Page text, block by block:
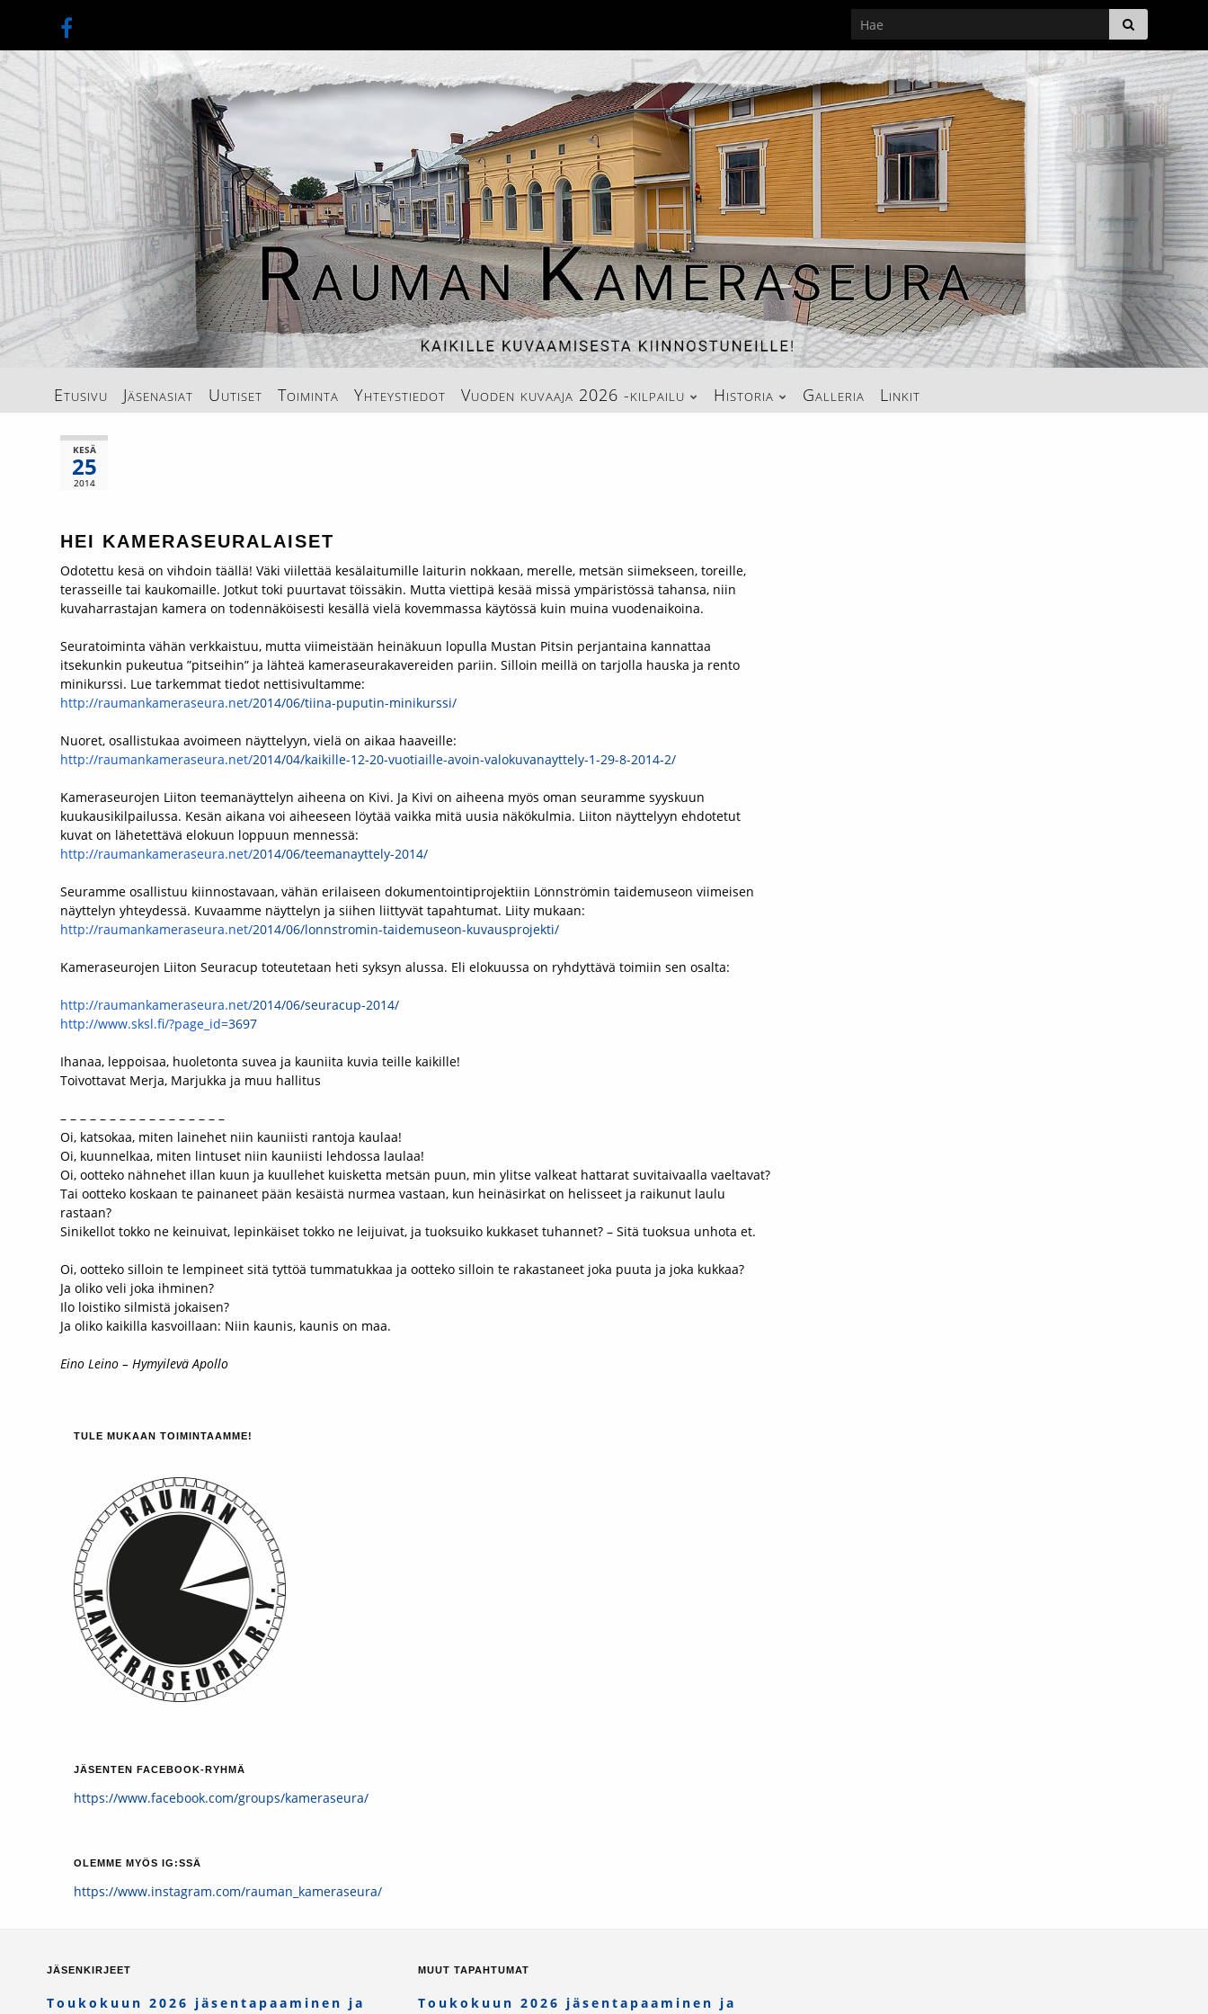
Etusivu Jäsenasiat Uutiset Toiminta Yhteystiedot Vuoden kuvaaja 2026 -kilpailu Historia Galleria Linkit
KESÄ
25
2014
HEI KAMERASEURALAISET
Odotettu kesä on vihdoin täällä! Väki viilettää kesälaitumille laiturin nokkaan, merelle, metsän siimekseen, toreille,
terasseille tai kaukomaille. Jotkut toki puurtavat töissäkin. Mutta viettipä kesää missä ympäristössä tahansa, niin
kuvaharrastajan kamera on todennäköisesti kesällä vielä kovemmassa käytössä kuin muina vuodenaikoina.
Seuratoiminta vähän verkkaistuu, mutta viimeistään heinäkuun lopulla Mustan Pitsin perjantaina kannattaa
itsekunkin pukeutua ”pitseihin” ja lähteä kameraseurakavereiden pariin. Silloin meillä on tarjolla hauska ja rento
minikurssi. Lue tarkemmat tiedot nettisivultamme:
http://raumankameraseura.net/2014/06/tiina-puputin-minikurssi/
Nuoret, osallistukaa avoimeen näyttelyyn, vielä on aikaa haaveille:
http://raumankameraseura.net/2014/04/kaikille-12-20-vuotiaille-avoin-valokuvanayttely-1-29-8-2014-2/
Kameraseurojen Liiton teemanäyttelyn aiheena on Kivi. Ja Kivi on aiheena myös oman seuramme syyskuun
kuukausikilpailussa. Kesän aikana voi aiheeseen löytää vaikka mitä uusia näkökulmia. Liiton näyttelyyn ehdotetut
kuvat on lähetettävä elokuun loppuun mennessä:
http://raumankameraseura.net/2014/06/teemanayttely-2014/
Seuramme osallistuu kiinnostavaan, vähän erilaiseen dokumentointiprojektiin Lönnströmin taidemuseon viimeisen
näyttelyn yhteydessä. Kuvaamme näyttelyn ja siihen liittyvät tapahtumat. Liity mukaan:
http://raumankameraseura.net/2014/06/lonnstromin-taidemuseon-kuvausprojekti/
Kameraseurojen Liiton Seuracup toteutetaan heti syksyn alussa. Eli elokuussa on ryhdyttävä toimiin sen osalta:
http://raumankameraseura.net/2014/06/seuracup-2014/
http://www.sksl.fi/?page_id=3697
Ihanaa, leppoisaa, huoletonta suvea ja kauniita kuvia teille kaikille!
Toivottavat Merja, Marjukka ja muu hallitus
– – – – – – – – – – – – – – – – –
Oi, katsokaa, miten lainehet niin kauniisti rantoja kaulaa!
Oi, kuunnelkaa, miten lintuset niin kauniisti lehdossa laulaa!
Oi, ootteko nähnehet illan kuun ja kuullehet kuisketta metsän puun, min ylitse valkeat hattarat suvitaivaalla vaeltavat?
Tai ootteko koskaan te painaneet pään kesäistä nurmea vastaan, kun heinäsirkat on helisseet ja raikunut laulu
rastaan?
Sinikellot tokko ne keinuivat, lepinkäiset tokko ne leijuivat, ja tuoksuiko kukkaset tuhannet? – Sitä tuoksua unhota et.
Oi, ootteko silloin te lempineet sitä tyttöä tummatukkaa ja ootteko silloin te rakastaneet joka puuta ja joka kukkaa?
Ja oliko veli joka ihminen?
Ilo loistiko silmistä jokaisen?
Ja oliko kaikilla kasvoillaan: Niin kaunis, kaunis on maa.
Eino Leino – Hymyilevä Apollo
TULE MUKAAN TOIMINTAAMME!
JÄSENTEN FACEBOOK-RYHMÄ
https://www.facebook.com/groups/kameraseura/
OLEMME MYÖS IG:SSÄ
https://www.instagram.com/rauman_kameraseura/
JÄSENKIRJEET
Toukokuun 2026 jäsentapaaminen ja
MUUT TAPAHTUMAT
Toukokuun 2026 jäsentapaaminen ja